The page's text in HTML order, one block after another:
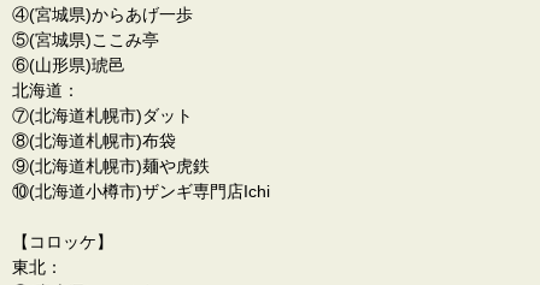
④(宮城県)からあげ一歩
⑤(宮城県)ここみ亭
⑥(山形県)琥邑
北海道：
⑦(北海道札幌市)ダット
⑧(北海道札幌市)布袋
⑨(北海道札幌市)麺や虎鉄
⑩(北海道小樽市)ザンギ専門店Ichi
【コロッケ】
東北：